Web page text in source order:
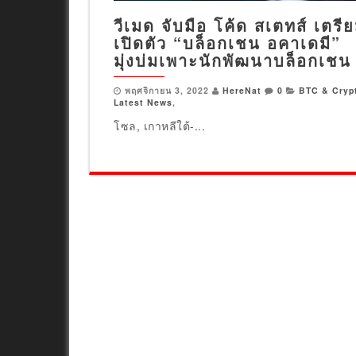
วีเมด จับมือ โค้ด สเตทส์ เตรี
เปิดตัว “บล็อกเชน อคาเดมี”
มุ่งบ่มเพาะนักพัฒนาบล็อกเชน
พฤศจิกายน 3, 2022 HereNat 0 BTC &
Latest News,
โซล, เกาหลีใต้-...